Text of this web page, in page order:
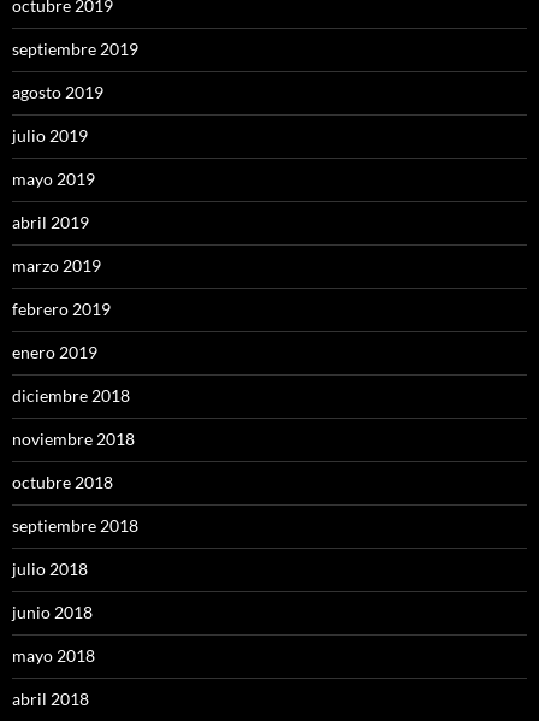
octubre 2019
septiembre 2019
agosto 2019
julio 2019
mayo 2019
abril 2019
marzo 2019
febrero 2019
enero 2019
diciembre 2018
noviembre 2018
octubre 2018
septiembre 2018
julio 2018
junio 2018
mayo 2018
abril 2018